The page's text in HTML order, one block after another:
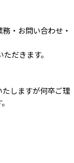
・お問い合わせ・
だきます。
しますが何卒ご理